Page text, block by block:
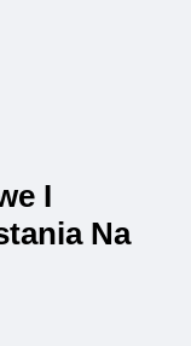
I
Na